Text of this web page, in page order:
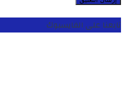
تابعنا على الفايسبوك